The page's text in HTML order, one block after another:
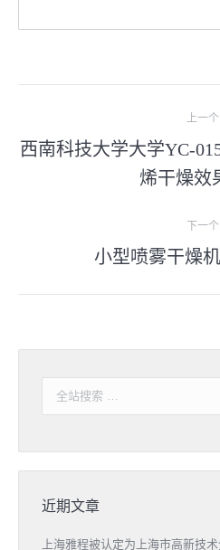
章
上一个
一
章
西南科技大学大学YC-
烯干燥效
下一个
下
小型喷雾干燥
近期文章
上海雅程被认定为上海市高新技